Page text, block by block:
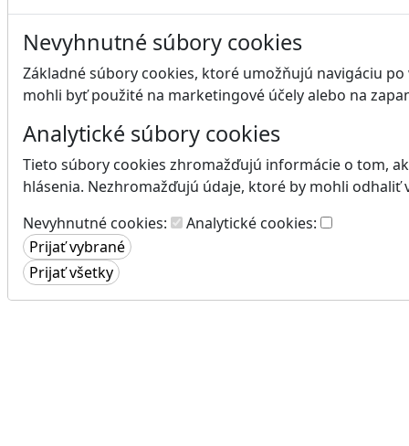
Nevyhnutné súbory cookies
Základné súbory cookies, ktoré umožňujú navigáciu
mohli byť použité na marketingové účely alebo na
Analytické súbory cookies
Tieto súbory cookies zhromažďujú informácie o tom,
hlásenia. Nezhromažďujú údaje, ktoré by mohli
Nevyhnutné cookies:
Analytické cookies: